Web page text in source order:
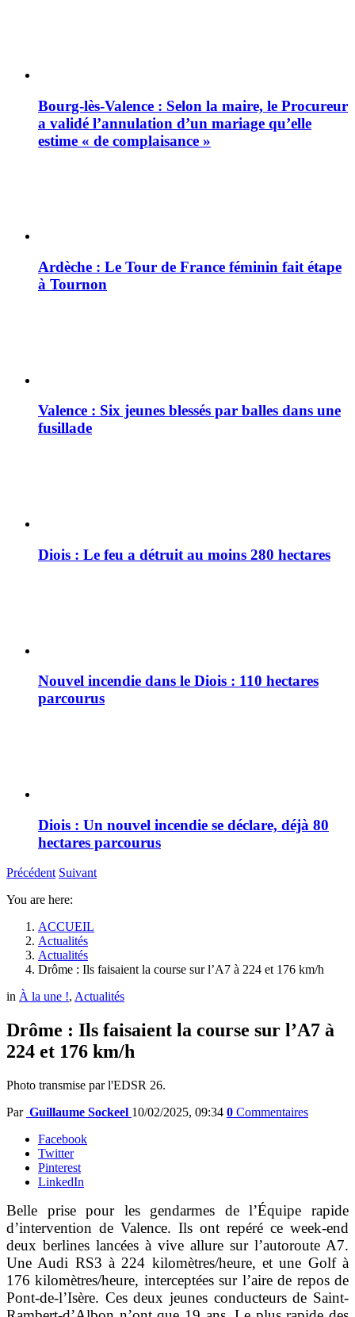
Bourg-lès-Valence : Selon la maire, le Procureur
a validé l’annulation d’un mariage qu’elle
estime « de complaisance »
Ardèche : Le Tour de France féminin fait étape
à Tournon
Valence : Six jeunes blessés par balles dans une
fusillade
Diois : Le feu a détruit au moins 280 hectares
Nouvel incendie dans le Diois : 110 hectares
parcourus
Diois : Un nouvel incendie se déclare, déjà 80
hectares parcourus
Précédent Suivant
You are here:
ACCUEIL
Actualités
Actualités
Drôme : Ils faisaient la course sur l’A7 à 224 et 176 km/h
in À la une !, Actualités
Drôme : Ils faisaient la course sur l’A7 à
224 et 176 km/h
Photo transmise par l'EDSR 26.
Par Guillaume Sockeel 10/02/2025, 09:34 0 Commentaires
Facebook
Twitter
Pinterest
LinkedIn
Belle prise pour les gendarmes de l’Équipe rapide
d’intervention de Valence. Ils ont repéré ce week-end
deux berlines lancées à vive allure sur l’autoroute A7.
Une Audi RS3 à 224 kilomètres/heure, et une Golf à
176 kilomètres/heure, interceptées sur l’aire de repos de
Pont-de-l’Isère. Ces deux jeunes conducteurs de Saint-